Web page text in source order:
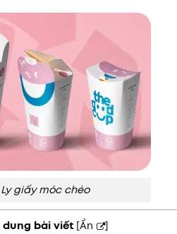
Ly giấy móc chéo
dung bài viết [Ẩn ]